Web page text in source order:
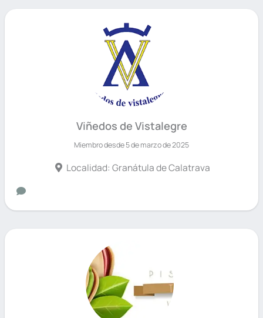
Viñedos de Vistalegre
Miembro desde 5 de marzo de 2025
Localidad: Granátula de Calatrava